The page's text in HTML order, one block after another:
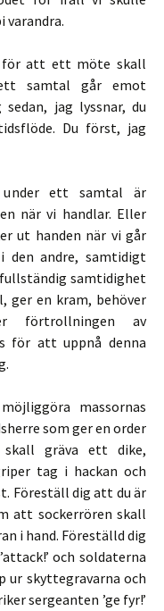
för att ett möte skall
samtal går emot
jag lyssnar, du
Du först, jag
under ett samtal är
när vi handlar. Eller
ut handen när vi går
andre, samtidigt
samtidighet
ger en kram, behöver
förtrollningen av
för att uppnå denna
massornas
som ger en order
gräva ett dike,
tag i hackan och
Föreställ dig att du är
att sockerrören skall
i hand. Föreställd dig
och soldaterna
ur skyttegravarna och
sergeanten ’ge fyr!’